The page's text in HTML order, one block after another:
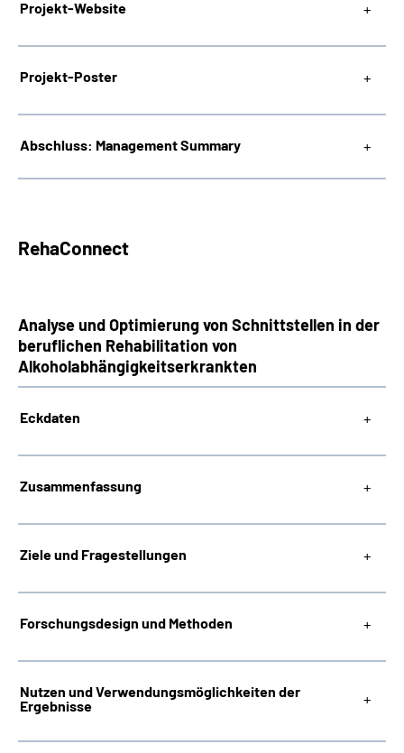
Projekt-Website
Projekt-Poster
Abschluss: Management Summary
RehaConnect
Analyse und Optimierung von Schnittstellen in der
beruflichen Rehabilitation von
Alkoholabhängigkeitserkrankten
Eckdaten
Zusammenfassung
Ziele und Fragestellungen
Forschungsdesign und Methoden
Nutzen und Verwendungsmöglichkeiten der
Ergebnisse